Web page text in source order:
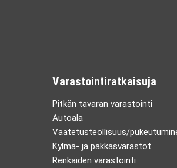
Varastointiratkaisuja
Pitkän tavaran varastointi
Autoala
Vaatetusteollisuus/
Kylmä- ja pakkasvarastot
Renkaiden varastointi